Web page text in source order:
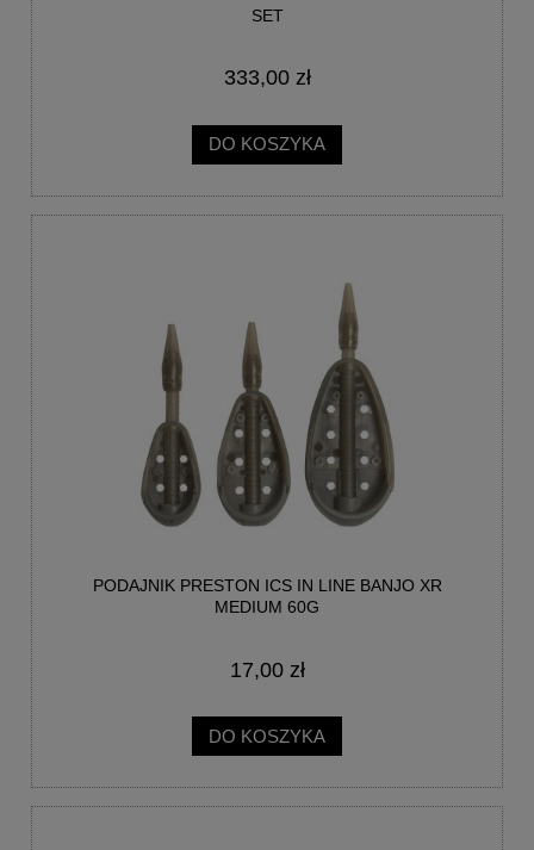
SET
333,00 zł
DO KOSZYKA
PODAJNIK PRESTON ICS IN LINE BANJO XR
MEDIUM 60G
17,00 zł
DO KOSZYKA